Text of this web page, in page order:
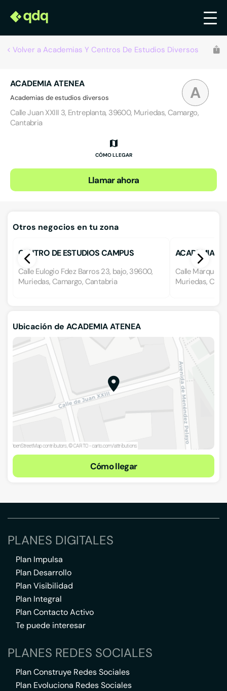
Volver a Academias Y Centros De Estudios Diversos
A
ACADEMIA ATENEA
Academias de estudios diversos
Calle Juan XXIII 3, Entreplanta, 39600, Muriedas, Camargo,
Cantabria
CÓMO LLEGAR
Llamar ahora
Otros negocios en tu zona
CENTRO DE ESTUDIOS CAMPUS
Calle Eulogio Fdez Barros 23, bajo, 39600,
Muriedas, Camargo, Cantabria
ACADEMIA
Calle Marqués
Muriedas,
Ubicación de ACADEMIA ATENEA
Cómo llegar
PLANES DIGITALES
Plan Impulsa
Plan Desarrollo
Plan Visibilidad
Plan Integral
Plan Contacto Activo
Te puede interesar
PLANES REDES SOCIALES
Plan Construye Redes Sociales
Plan Evoluciona Redes Sociales